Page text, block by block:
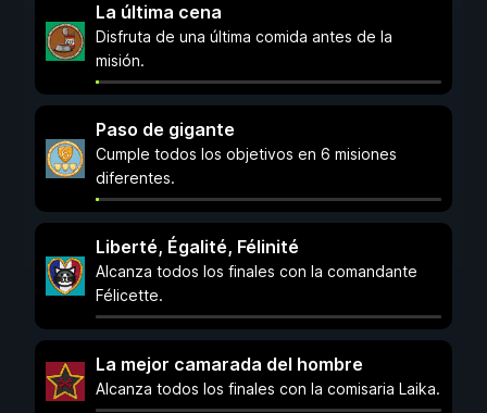
La última cena
Disfruta de una última comida antes de la
misión.
Paso de gigante
Cumple todos los objetivos en 6 misiones
diferentes.
Liberté, Égalité, Félinité
Alcanza todos los finales con la comandante
Félicette.
La mejor camarada del hombre
Alcanza todos los finales con la comisaria Laika.